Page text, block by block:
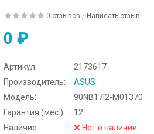
0 отзывов / Написать отзыв
0 ₽
Артикул:
2173617
Производитель:
ASUS
Модель:
90NB17I2-M01370
Гарантия (мес.):
12
Наличие:
❌ Нет в наличии